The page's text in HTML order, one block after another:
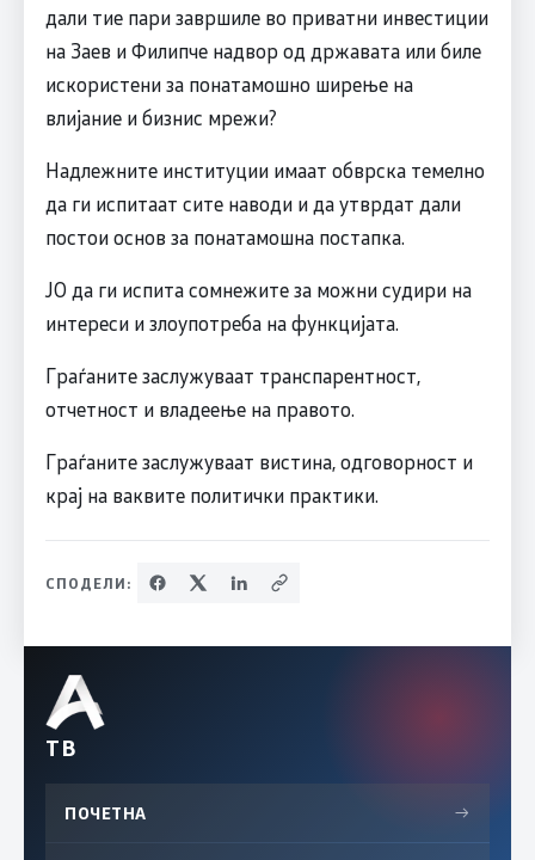
дали тие пари завршиле во приватни инвестиции
на Заев и Филипче надвор од државата или биле
искористени за понатамошно ширење на
влијание и бизнис мрежи?
Надлежните институции имаат обврска темелно
да ги испитаат сите наводи и да утврдат дали
постои основ за понатамошна постапка.
ЈО да ги испита сомнежите за можни судири на
интереси и злоупотреба на функцијата.
Граѓаните заслужуваат транспарентност,
отчетност и владеење на правото.
Граѓаните заслужуваат вистина, одговорност и
крај на ваквите политички практики.
СПОДЕЛИ:
ТВ
ПОЧЕТНА →